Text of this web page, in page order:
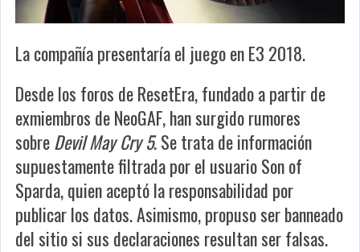
La compañía presentaría el juego en E3 2018.
Desde los foros de ResetEra, fundado a partir de
exmiembros de NeoGAF, han surgido rumores
sobreDevil May Cry 5. Se trata de información
supuestamente filtrada por el usuario Son of
Sparda, quien aceptó la responsabilidad por
publicar los datos. Asimismo, propuso ser banneado
del sitio si sus declaraciones resultan ser falsas.